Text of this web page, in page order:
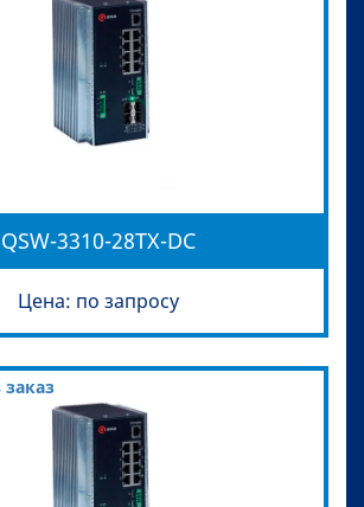
QSW-3310-28TX-DC
Цена: по запросу